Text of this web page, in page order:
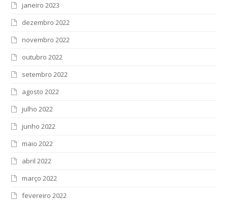
janeiro 2023
dezembro 2022
novembro 2022
outubro 2022
setembro 2022
agosto 2022
julho 2022
junho 2022
maio 2022
abril 2022
março 2022
fevereiro 2022